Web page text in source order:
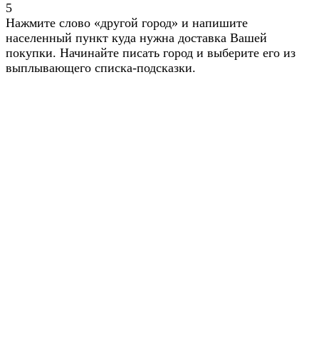
5
Нажмите слово «другой город» и напишите
населенный пункт куда нужна доставка Вашей
покупки. Начинайте писать город и выберите его из
выплывающего списка-подсказки.